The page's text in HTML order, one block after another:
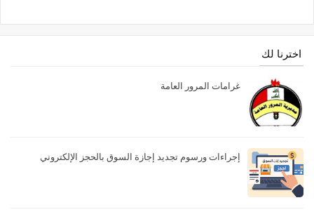
اخترنا لك
غرامات المرور العامة
إجراءات ورسوم تجديد إجازة السوق بالحجز الإلكتروني